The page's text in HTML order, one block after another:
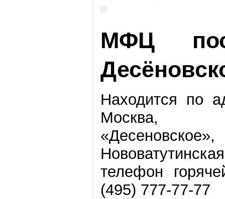
МФЦ
Находится по
Москва,
телефон
(495) 777-77-77